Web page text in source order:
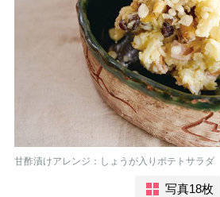
甘酢漬けアレンジ：しょうが入りポテトサラダ
写真18枚